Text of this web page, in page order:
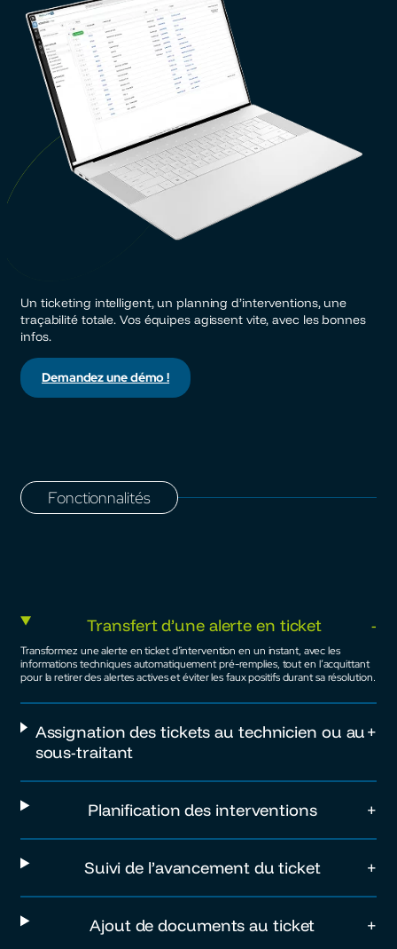
Un ticketing intelligent, un planning d’interventions, une
traçabilité totale. Vos équipes agissent vite, avec les bonnes
infos.
Demandez une démo !
Fonctionnalités
Transfert d’une alerte en ticket
Transformez une alerte en ticket d’intervention en un instant, avec les
informations techniques automatiquement pré-remplies, tout en l’acquittant
pour la retirer des alertes actives et éviter les faux positifs durant sa résolution.
Assignation des tickets au technicien ou au
sous-traitant
Planification des interventions
Suivi de l’avancement du ticket
Ajout de documents au ticket